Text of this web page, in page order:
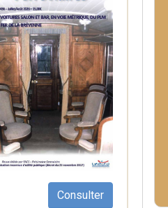
Consulter